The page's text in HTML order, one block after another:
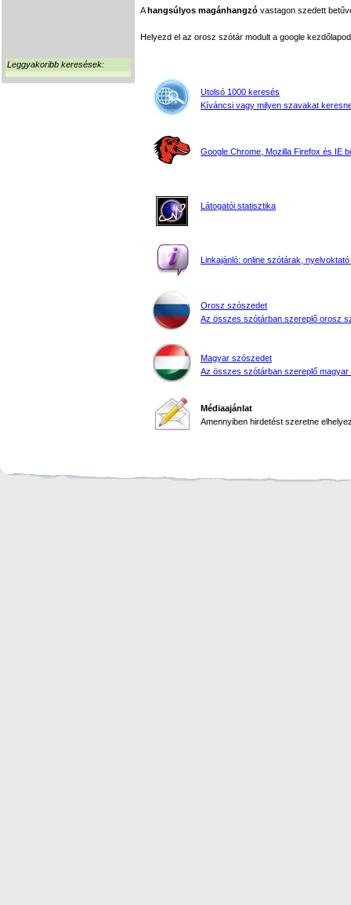
Leggyakoribb keresések:
Ahangsúlyos magánhangzó vastagon szedett
Helyezd el az orosz szótár modult a google
Utolsó 1000 keresés
Kíváncsi vagy milyen szavakat
Google Chrome, Mozilla Firefox és IE
Látogatói statisztika
Linkajánló: online szótárak, nyelvoktató
Orosz szószedet
Az összes szótárban szereplő orosz
Magyar szószedet
Az összes szótárban szereplő magyar
Médiaajánlat
Amennyiben hirdetést szeretne